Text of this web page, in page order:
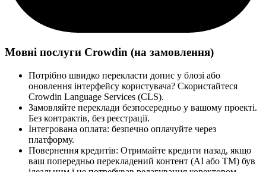
Мовні послуги Crowdin (на замовлення)
Потрібно швидко перекласти допис у блозі або
оновлення інтерфейсу користувача? Скористайтеся
Crowdin Language Services (CLS).
Замовляйте переклади безпосередньо у вашому проекті.
Без контрактів, без реєстрації.
Інтегрована оплата: безпечно оплачуйте через
платформу.
Повернення кредитів: Отримайте кредити назад, якщо
ваш попередньо перекладений контент (AI або TM) був